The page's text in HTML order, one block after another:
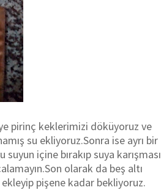
pirinç keklerimizi döküyoruz ve
su ekliyoruz.Sonra ise ayrı bir
içine bırakıp suya karışması
olarak da beş altı
ekleyip pişene kadar bekliyoruz.